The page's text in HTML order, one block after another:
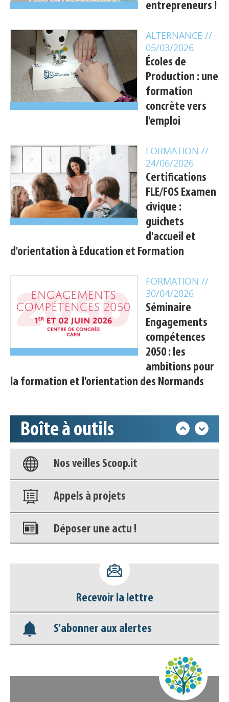
entrepreneurs !
ALTERNANCE //
05/03/2026
Écoles de
Production : une
formation
concrète vers
l'emploi
FORMATION //
24/06/2026
Certifications
FLE/FOS Examen
civique :
guichets
d'accueil et
d'orientation à Education et Formation
FORMATION //
30/04/2026
Séminaire
Engagements
compétences
2050 : les
ambitions pour
la formation et l'orientation des Normands
Boîte à outils
Appels à projets
Base documentaire
Nos veilles Scoop.it
Appels à projets
Déposer une actu !
déconnecter)
Base documentaire
Nos veilles Scoop.it
Recevoir la lettre
S'abonner aux alertes